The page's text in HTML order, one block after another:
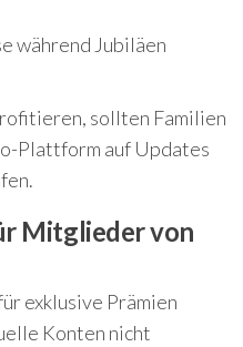
während Jubiläen
sollten Familien
Plattform auf Updates
Mitglieder von
exklusive Prämien
Konten nicht